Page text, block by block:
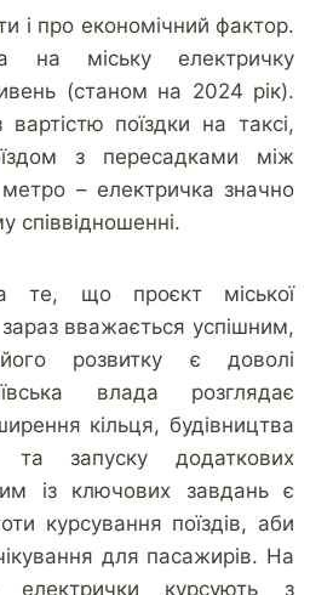
і про економічний фактор.
на міську електричку
(станом на 2024 рік).
поїздки на таксі,
з пересадками між
– електричка значно
співвідношенні.
те, що проєкт міської
вважається успішним,
розвитку є доволі
влада розглядає
кільця, будівництва
та запуску додаткових
із ключових завдань є
курсування поїздів, аби
для пасажирів. На
курсують з